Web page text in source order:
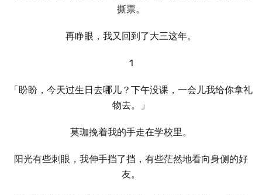
撕票。
再睁眼，我又回到了大三这年。
1
「盼盼，今天过生日去哪儿？下午没课，一会儿我给你拿礼
物去。」
莫珈挽着我的手走在学校里。
阳光有些刺眼，我伸手挡了挡，有些茫然地看向身侧的好
友。